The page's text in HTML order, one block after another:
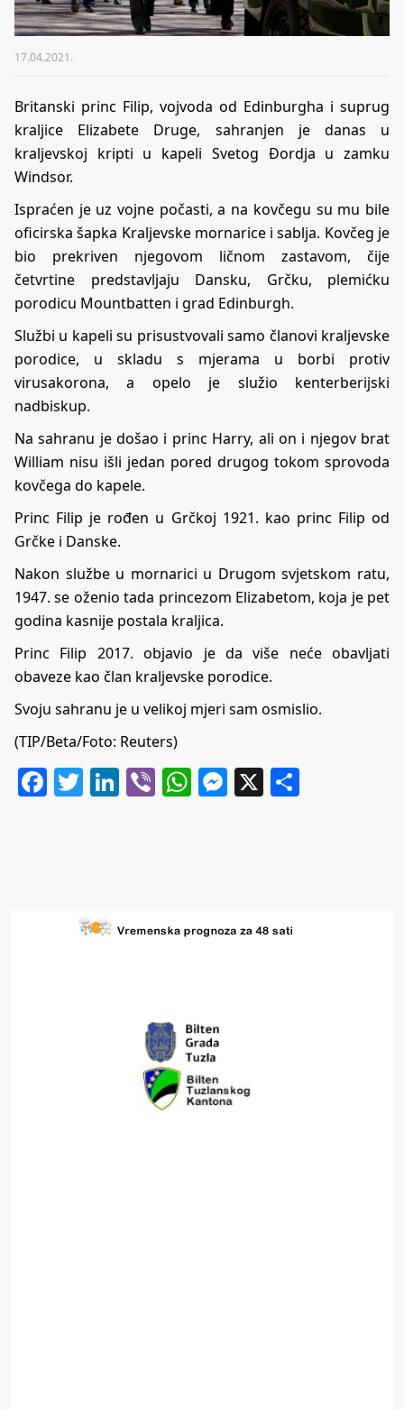
17.04.2021.
Britanski princ Filip, vojvoda od Edinburgha i suprug
kraljice Elizabete Druge, sahranjen je danas u
kraljevskoj kripti u kapeli Svetog Đordja u zamku
Windsor.
Ispraćen je uz vojne počasti, a na kovčegu su mu bile
oficirska šapka Kraljevske mornarice i sablja. Kovčeg je
bio prekriven njegovom ličnom zastavom, čije
četvrtine predstavljaju Dansku, Grčku, plemićku
porodicu Mountbatten i grad Edinburgh.
Službi u kapeli su prisustvovali samo članovi kraljevske
porodice, u skladu s mjerama u borbi protiv
virusakorona, a opelo je služio kenterberijski
nadbiskup.
Na sahranu je došao i princ Harry, ali on i njegov brat
William nisu išli jedan pored drugog tokom sprovoda
kovčega do kapele.
Princ Filip je rođen u Grčkoj 1921. kao princ Filip od
Grčke i Danske.
Nakon službe u mornarici u Drugom svjetskom ratu,
1947. se oženio tada princezom Elizabetom, koja je pet
godina kasnije postala kraljica.
Princ Filip 2017. objavio je da više neće obavljati
obaveze kao član kraljevske porodice.
Svoju sahranu je u velikoj mjeri sam osmislio.
(TIP/Beta/Foto: Reuters)
Facebook
Twitter
LinkedIn
ViberWhatsApp
Messenger
X